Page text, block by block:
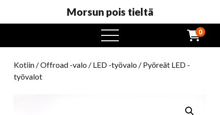
Morsun pois tieltä
avaa
valikko
0
Kotiin /Offroad -valo / LED -työvalo / Pyöreät LED -
työvalot